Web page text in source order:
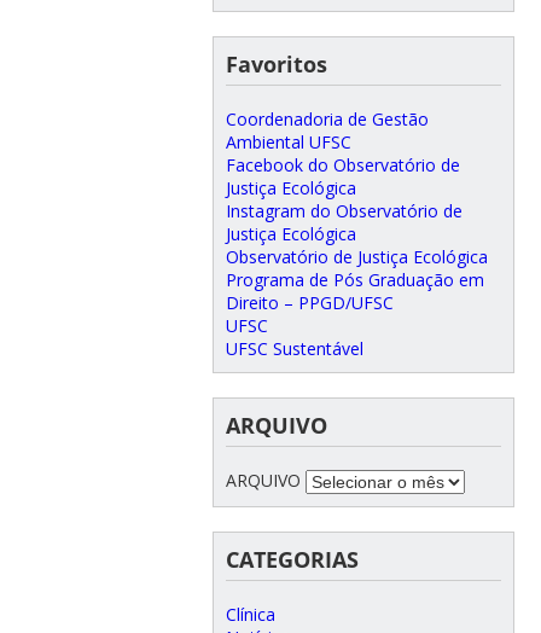
Favoritos
Coordenadoria de Gestão
Ambiental UFSC
Facebook do Observatório de
Justiça Ecológica
Instagram do Observatório de
Justiça Ecológica
Observatório de Justiça Ecológica
Programa de Pós Graduação em
Direito – PPGD/UFSC
UFSC
UFSC Sustentável
ARQUIVO
ARQUIVO
CATEGORIAS
Clínica